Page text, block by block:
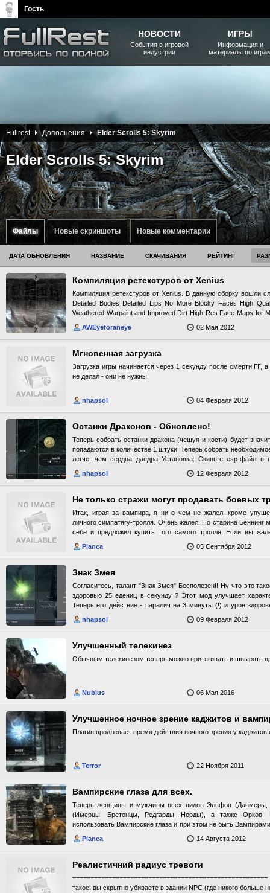
Файлы Новые скриншоты Новые комментарии
Elder Scrolls 5: Skyrim
Fullrest Дополнения Elder Scrolls 5: Skyrim
ДАТА ОБНОВЛЕНИЯ НАЗВАНИЕ СКАЧИВАНИЯ РЕЙТИНГ
Компиляция ретекстуров от Xenius
Компиляция ретекстуров от Xenius. В данную сборку вошли
Detailed Bodies Detailed Lips No More Blocky Faces High
Weathered Warpaint and Improved Dirt High Res Face Maps for
skin color) FemFeet by Phygit (Edited to fit body skin color)
Mr Dave (Edited) Перевод: Детализированные лица
губы Нет квадратам на лице! Глаза высокого разрешения
мужчин Обветренная боевая раскараска HR ретекстур
AWEyeforaneye 02 Мая 2012
Мгновенная загрузка
Загрузка игры начинается через 1 секунду после смерти ГГ,
не делал - они не нужны.
nhapsol 04 Февраля 2012
Останки Драконов - Обновлено!
Теперь собрать останки дракона (чешуя и кости) будет
попадаются в количестве 1 штуки! Теперь собрать
легче, чем сердца даедра Установка: Скиньте esp-файл в
Удалите esp-файл
nhapsol 12 Февраля 2012
Не только стражи могут продавать боевых
Итак, играя за вампира, я ни о чем не жалел, кроме
личного симпатягу-тролля. Очень жалел. Но старина Беннинг
себе и предложил купить того самого тролля. Если вы
сильно, может, он и вам его продаст. Найти его можно в
золотых. С собакой по имени Зоркий придется проститься,
Так как возможность купить тролля будет всего одна, он
модом затрагивающим пса по имени Зоркий Вы можете
Planca 05 Сентября 2012
Знак Змея
Согласитесь, талант "Знак Змея" Бесполезен!! Ну что это
здоровью 25 едениц в секунду ? Этот мод улучшает
Теперь его действие - паралич на 3 минуты (!) и урон
минут ( пока действует заклинание Паралич ! ). Вот это -
скинуть esp-файл в папку Skyrim \ Data Удаление: удалите
nhapsol 09 Февраля 2012
Улучшенный телекинез
Обычным телекинезом теперь можно притягивать и швырять
Nubius 06 Мая 2016
Улучшенное ночное зрение каджитов и
Плагин продлевает время действия ночного зрения у
Terror 22 Ноября 2011
Вампирские глаза для всех.
Теперь женщины и мужчины всех видов Эльфов
(Имерцы, Бретонцы, Редгарды, Норды), а также Орков,
использовать Вампирские глаза и при этом не быть
не добавляет вам в игру ни одной новой текстурки, в
которому вы сможете выбрать в Меню Создания Персонажа -
лиц в буйной фляге- 2 вида Вампирских глаз.
включённый DAWNGUARD!!! P.S. Сделать Аргонианам и
Planca 14 Августа 2012
Реалистичний радиус тревоги
такое: вы скрытно убиваете в здании NPC (где никого
НОВОСТИ
События в игровой
индустрии
ИГРЫ
Информация и
материалы по
Гость